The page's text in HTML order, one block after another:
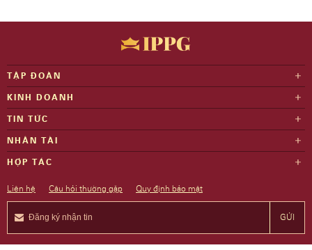
TẬP ĐOÀN
KINH DOANH
TIN TỨC
NHÂN TÀI
HỢP TÁC
Liên hệ Câu hỏi thường gặp Quy định bảo mật
GỬI